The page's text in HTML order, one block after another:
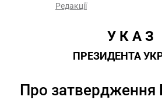
Редакції
У К А З
ПРЕЗИДЕНТА
Про